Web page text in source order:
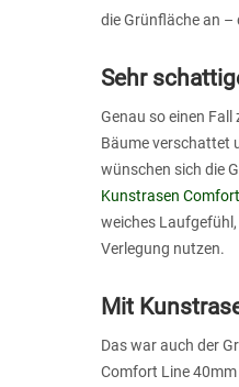
die Grünfläche an –
Sehr
Genau so einen
Bäume verschattet
wünschen sich die
Kunstrasen
weiches
Verlegung nutzen.
Mit
Das war auch der
Comfort Line